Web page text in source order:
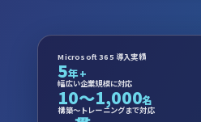
Microsoft 365 導入実績
5年+
幅広い企業規模に対応
10〜1,000名
構築〜トレーニングまで対応